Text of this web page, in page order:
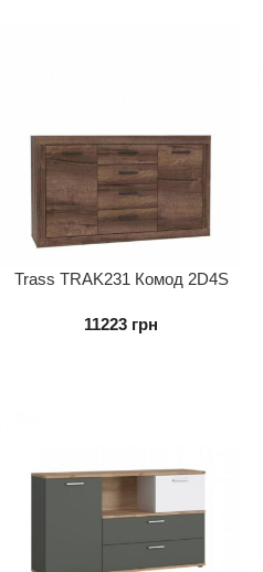
Trass TRAK231 Комод 2D4S
11223 грн